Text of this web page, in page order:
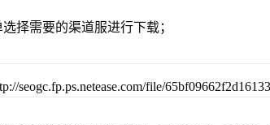
择需要的渠道服进行下载；